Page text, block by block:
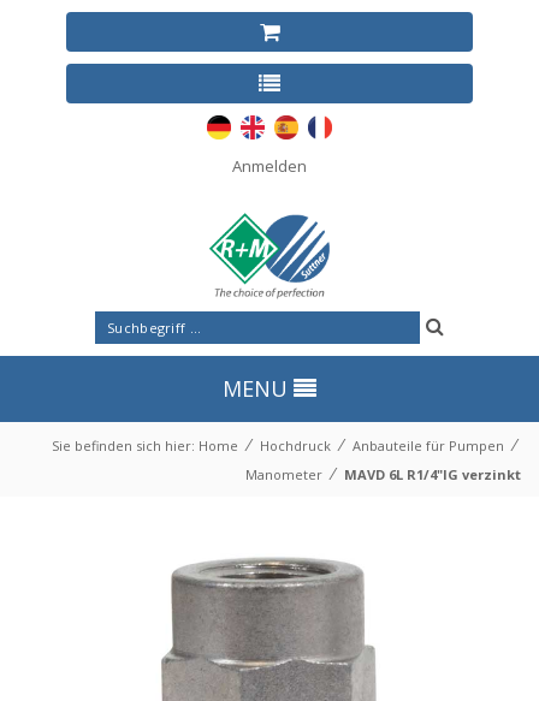
Anmelden
MENU
Sie befinden sich hier: Home ⁄ Hochdruck ⁄ Anbauteile für Pumpen ⁄
Manometer ⁄ MAVD 6L R1/4"IG verzinkt